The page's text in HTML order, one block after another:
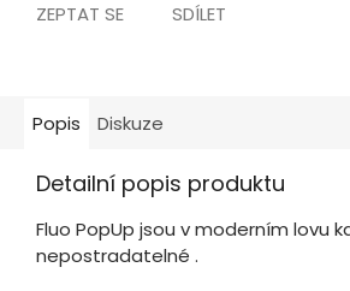
ZEPTAT SE SDÍLET
Popis Diskuze
Detailní popis produktu
Fluo PopUp jsou v moderním lovu
nepostradatelné .